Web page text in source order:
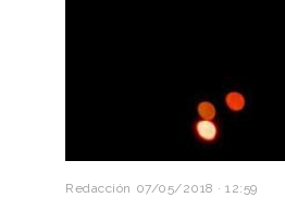
Redacción 07/05/2018 · 12:59